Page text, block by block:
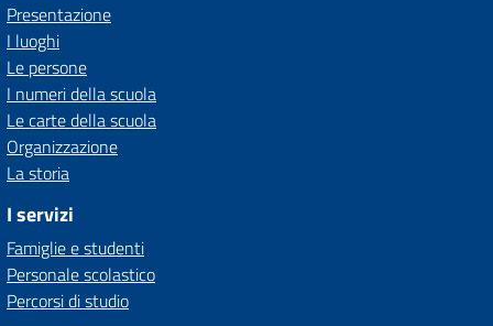
Presentazione
I luoghi
Le persone
I numeri della scuola
Le carte della scuola
Organizzazione
La storia
I servizi
Famiglie e studenti
Personale scolastico
Percorsi di studio